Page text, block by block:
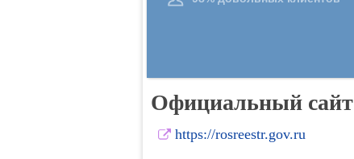
Официальный сайт
https://rosreestr.gov.ru